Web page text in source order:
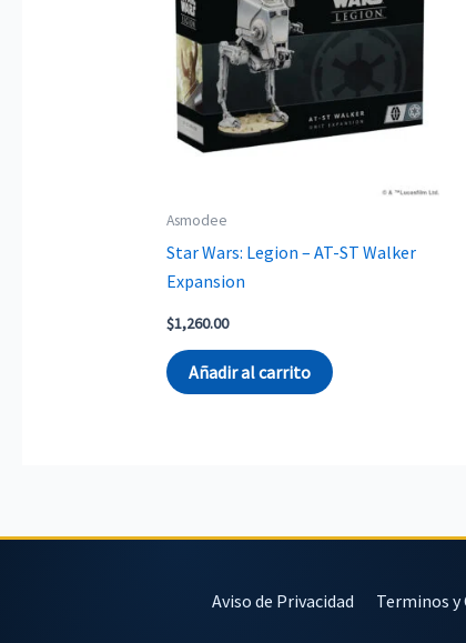
Asmodee
Star Wars: Legion – AT-ST Walker
Expansion
$1,260.00
Añadir al carrito
Aviso de Privacidad Terminos y